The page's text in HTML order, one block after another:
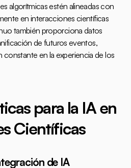
algorítmicas estén alineadas con
principios éticos, especialmente en interacciones científicas
también proporciona datos
de futuros eventos,
en la experiencia de los
para la IA en
Científicas
de IA